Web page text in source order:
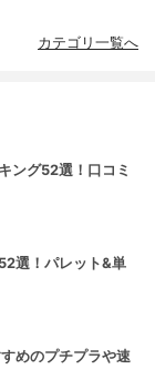
カテゴリ一覧へ
ング52選！口コミ
選！パレット&単
めのプチプラや速